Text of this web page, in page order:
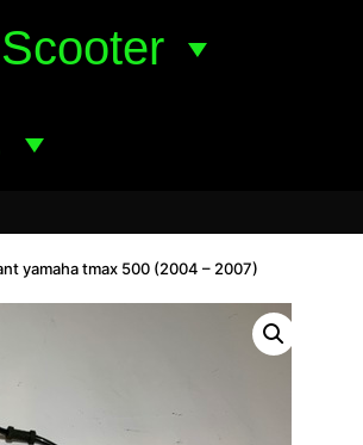
Scooter
yamaha tmax 500 (2004 – 2007)